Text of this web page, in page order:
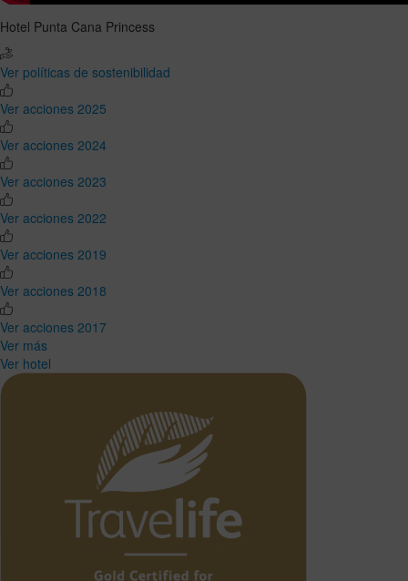
Hotel Punta Cana Princess
Ver políticas de sostenibilidad
Ver acciones 2025
Ver acciones 2024
Ver acciones 2023
Ver acciones 2022
Ver acciones 2019
Ver acciones 2018
Ver acciones 2017
Ver más
Ver hotel